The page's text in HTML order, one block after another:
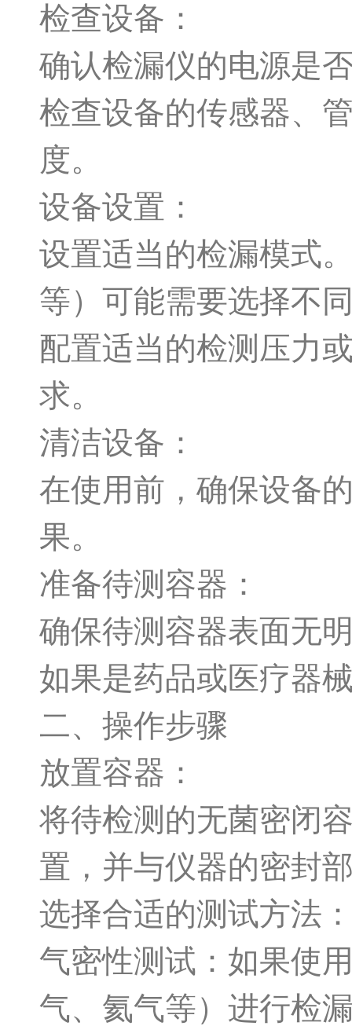
检查设备：
确认检漏仪的电源是
检查设备的传感器、
度。
设备设置：
设置适当的检漏模式
等）可能需要选择不
配置适当的检测压力
求。
清洁设备：
在使用前，确保设备
果。
准备待测容器：
确保待测容器表面无
如果是药品或医疗器
二、操作步骤
放置容器：
将待检测的无菌密闭
置，并与仪器的密封
选择合适的测试方法
气密性测试：如果使
气、氦气等）进行检